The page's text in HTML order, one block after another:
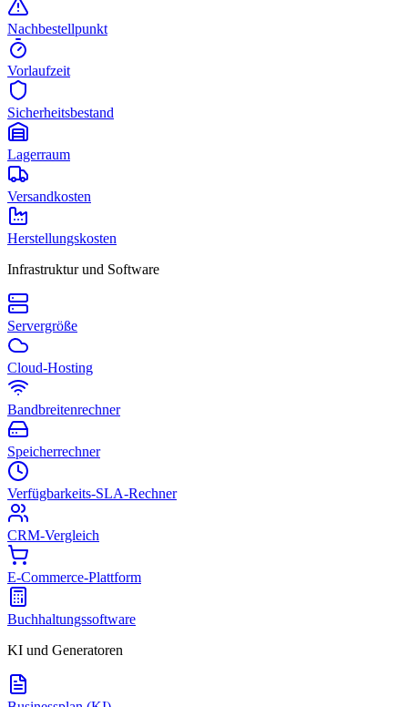
Nachbestellpunkt
Vorlaufzeit
Sicherheitsbestand
Lagerraum
Versandkosten
Herstellungskosten
Infrastruktur und Software
Servergröße
Cloud-Hosting
Bandbreitenrechner
Speicherrechner
Verfügbarkeits-SLA-Rechner
CRM-Vergleich
E-Commerce-Plattform
Buchhaltungssoftware
KI und Generatoren